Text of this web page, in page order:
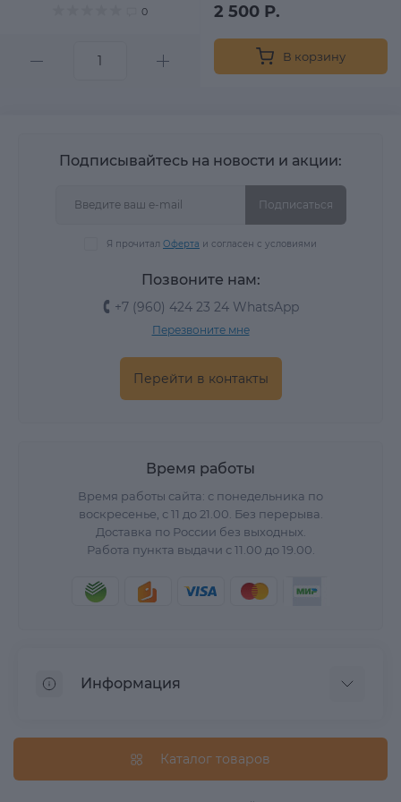
0 2 500 Р.
В корзину
Подписывайтесь на новости и акции:
Подписаться
Я прочитал Оферта и согласен с условиями
Позвоните нам:
+7 (960) 424 23 24 WhatsApp
Перезвоните мне
Перейти в контакты
Время работы
Время работы сайта: с понедельника по
воскресенье, с 11 до 21.00. Без перерыва.
Доставка по России без выходных.
Работа пункта выдачи с 11.00 до 19.00.
Информация
Информация о доставке
Каталог товаров